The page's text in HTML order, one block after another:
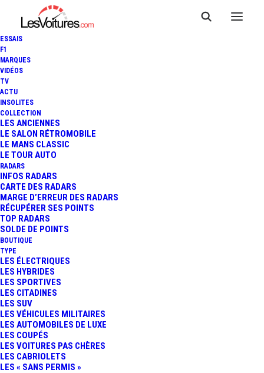
ESSAIS
F1
MARQUES
VIDÉOS
TV
ACTU
INSOLITES
COLLECTION
LES ANCIENNES
LE SALON RÉTROMOBILE
LE MANS CLASSIC
LE TOUR AUTO
RADARS
INFOS RADARS
CARTE DES RADARS
MARGE D’ERREUR DES RADARS
RÉCUPÉRER SES POINTS
TOP RADARS
SOLDE DE POINTS
BOUTIQUE
TYPE
LES ÉLECTRIQUES
LES HYBRIDES
LES SPORTIVES
LES CITADINES
LES SUV
LES VÉHICULES MILITAIRES
LES AUTOMOBILES DE LUXE
LES COUPÉS
LES VOITURES PAS CHÈRES
LES CABRIOLETS
LES « SANS PERMIS »
Informations
Catégorie
Marque
Adresse